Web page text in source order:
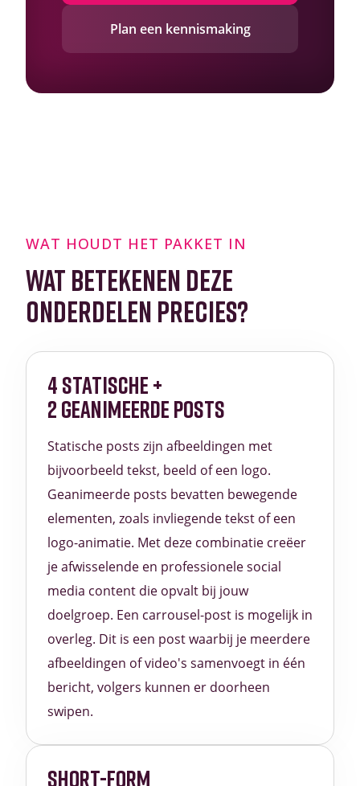
Plan een kennismaking
WAT HOUDT HET PAKKET IN
WAT BETEKENEN DEZE
ONDERDELEN PRECIES?
4 STATISCHE +
2 GEANIMEERDE POSTS
Statische posts zijn afbeeldingen met
bijvoorbeeld tekst, beeld of een logo.
Geanimeerde posts bevatten bewegende
elementen, zoals invliegende tekst of een
logo-animatie. Met deze combinatie creëer
je afwisselende en professionele social
media content die opvalt bij jouw
doelgroep. Een carrousel-post is mogelijk in
overleg. Dit is een post waarbij je meerdere
afbeeldingen of video's samenvoegt in één
bericht, volgers kunnen er doorheen
swipen.
SHORT-FORM